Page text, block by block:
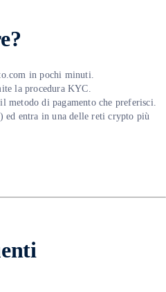
in pochi minuti.
la procedura KYC.
metodo di pagamento che preferisci.
ed entra in una delle reti crypto più